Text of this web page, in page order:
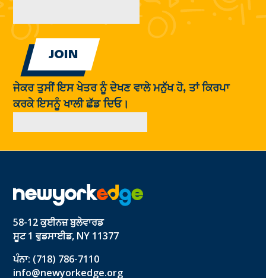
ਜੇਕਰ ਤੁਸੀਂ ਇਸ ਖੇਤਰ ਨੂੰ ਦੇਖਣ ਵਾਲੇ ਮਨੁੱਖ ਹੋ, ਤਾਂ ਕਿਰਪਾ
ਕਰਕੇ ਇਸਨੂੰ ਖਾਲੀ ਛੱਡ ਦਿਓ।
58-12 ਕੁਈਨਜ਼ ਬੁਲੇਵਾਰਡ
ਸੂਟ 1 ਵੁਡਸਾਈਡ, NY 11377
ਪੰਨਾ: (718) 786-7110
info@newyorkedge.org